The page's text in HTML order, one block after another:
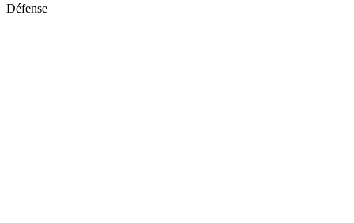
Défense